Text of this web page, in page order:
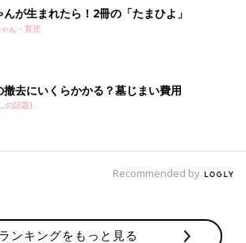
んが生まれたら！2冊の「たまひよ」
ん・育児
撤去にいくらかかる？墓じまい費用
の話題)
Recommended by
ランキングをもっと見る